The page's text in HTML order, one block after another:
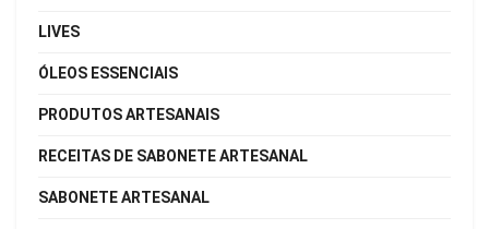
LIVES
ÓLEOS ESSENCIAIS
PRODUTOS ARTESANAIS
RECEITAS DE SABONETE ARTESANAL
SABONETE ARTESANAL